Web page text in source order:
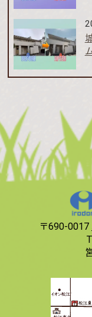
〒690-0017